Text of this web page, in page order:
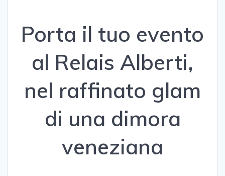
Porta il tuo evento
al Relais Alberti,
nel raffinato glam
di una dimora
veneziana